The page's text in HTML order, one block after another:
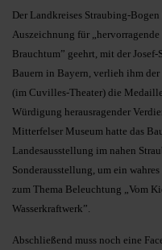
Der Landkreises Straubing-
Auszeichnung für
Brauchtum” geehrt, mit der
Bauern in Bayern, verlieh ihm
(im Cuvilles-Theater) die
Würdigung herausragender
Mitterfelser Museum hatte das
Landesausstellung im nahen
Sonderausstellung, um ein
zum Thema Beleuchtung „Vom
Wasserkraftwerk”.
Abschließend muss noch eine